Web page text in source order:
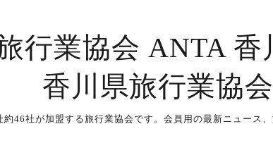
行業協会 ANTA 香
香川県旅行業協会
46社が加盟する旅行業協会です。会員用の最新ニュース